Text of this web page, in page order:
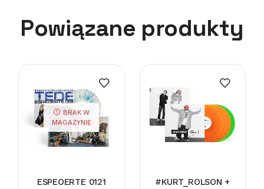
Powiązane produkty
BRAK W
MAGAZYNIE
ESPEOERTE 0121
#KURT_ROLSON +